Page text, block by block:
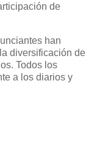
de
han
diversificación de
Todos los
a los diarios y